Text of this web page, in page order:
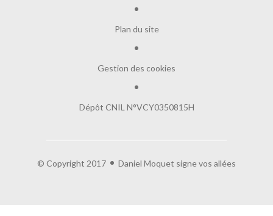
Plan du site
Gestion des cookies
Dépôt CNIL N°VCY0350815H
© Copyright 2017 Daniel Moquet signe vos allées